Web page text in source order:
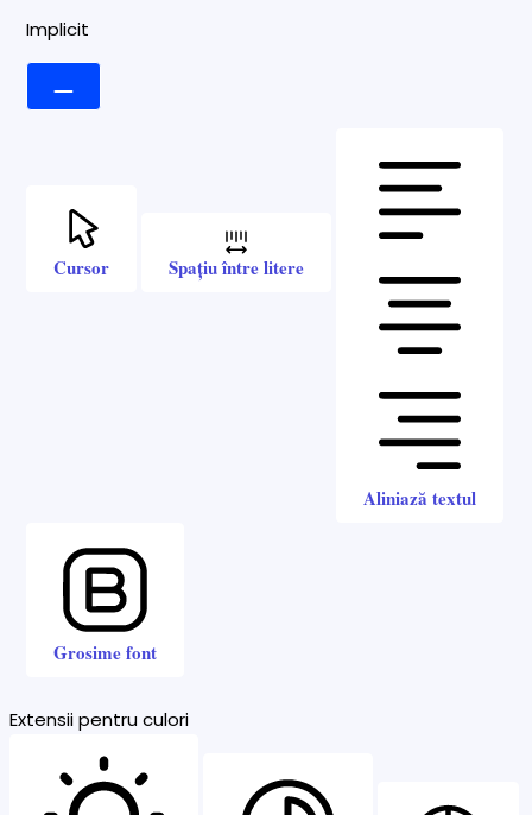
Implicit
Cursor Spațiu între litere
Aliniază textul
Grosime font
Extensii pentru culori